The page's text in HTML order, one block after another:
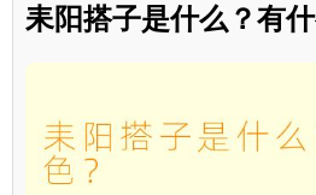
耒阳搭子是什么？有